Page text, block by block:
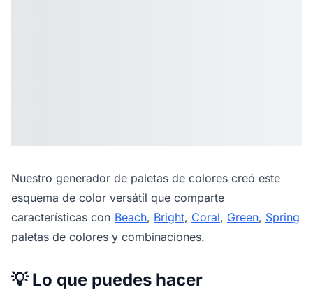
Nuestro generador de paletas de colores creó este
esquema de color versátil que comparte
características con Beach, Bright, Coral, Green, Spring
paletas de colores y combinaciones.
💡 Lo que puedes hacer